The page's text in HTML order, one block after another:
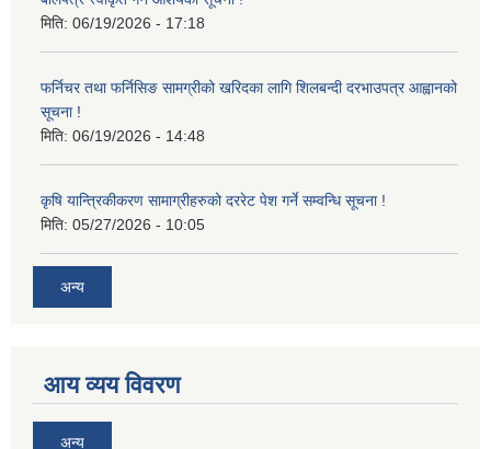
मिति: 06/19/2026 - 17:18
फर्निचर तथा फर्निसिङ सामग्रीको खरिदका लागि शिलबन्दी दरभाउपत्र आह्वानको
सूचना !
मिति: 06/19/2026 - 14:48
कृषि यान्त्रिकीकरण सामाग्रीहरुको दररेट पेश गर्ने सम्वन्धि सूचना !
मिति: 05/27/2026 - 10:05
अन्य
आय व्यय विवरण
अन्य